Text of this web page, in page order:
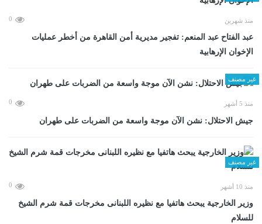
منذ شهرين 0
عبد الفتاح عبد المنعم: تفجير مديرية أمن القاهرة من أخطر عمليات
الإخوان الإرهابية
غير مصنف
منذ 5 أشهر 0
جيش الاحتلال: نشن الآن موجة واسعة من الضربات على طهران
غير مصنف
منذ 10 أشهر 0
وزير الخارجية يبحث هاتفيا مع نظيره اللبنانى مخرجات قمة شرم الشيخ
للسلام